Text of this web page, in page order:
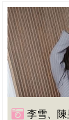
李雪、